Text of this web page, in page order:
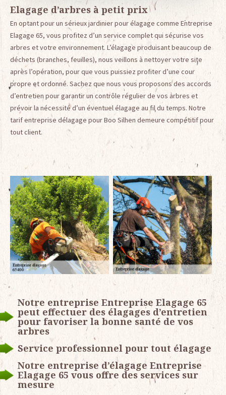
Elagage d’arbres à petit prix
En optant pour un sérieux jardinier pour élagage comme Entreprise
Elagage 65, vous profitez d’un service complet qui sécurise vos
arbres et votre environnement. L’élagage produisant beaucoup de
déchets (branches, feuilles), nous veillons à nettoyer votre site
après l’opération, pour que vous puissiez profiter d’une cour
propre et ordonné. Sachez que nous vous proposons des accords
d’entretien pour garantir un contrôle régulier de vos arbres et
prévoir la nécessité d’un éventuel élagage au fil du temps. Notre
tarif entreprise délagage pour Boo Silhen demeure compétitif pour
tout client.
Notre entreprise Entreprise Elagage 65
peut effectuer des élagages d’entretien
pour favoriser la bonne santé de vos
arbres
Service professionnel pour tout élagage
Notre entreprise d’élagage Entreprise
Elagage 65 vous offre des services sur
mesure